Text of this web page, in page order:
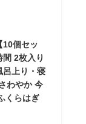
10個セッ
間 2枚入り
呂上り・寝
わやか 今
くらはぎ